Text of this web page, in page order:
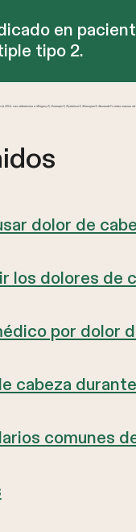
en
tipo 2.
FDA. Las referencias a Wegovy®, Ozempic®, Rybelsus®, Mounjaro®, Saxenda® u otras marcas
dolor de
los dolores de
por dolor
cabeza
comunes